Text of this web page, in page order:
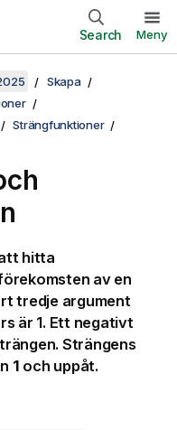
Search Meny
Skapa
Strängfunktioner
hitta
av en
tredje argument
är 1. Ett negativt
Strängens
1 och uppåt.